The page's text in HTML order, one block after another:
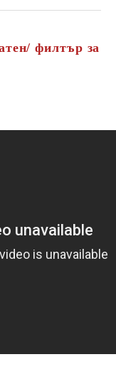
филтър за